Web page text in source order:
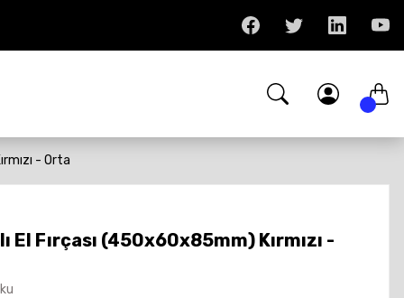
- Orta
El Fırçası (450x60x85mm) Kırmızı -